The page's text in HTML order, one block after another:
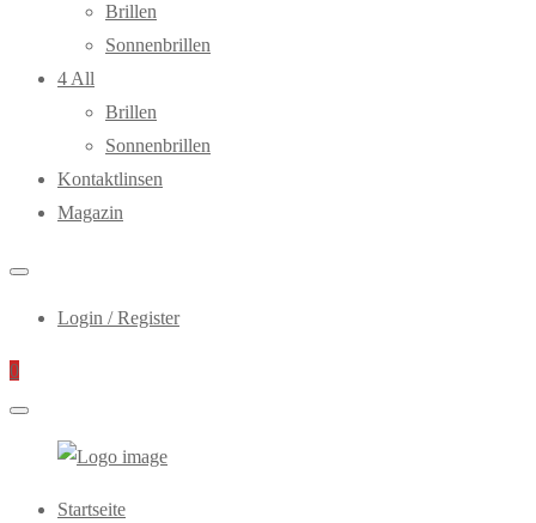
Brillen
Sonnenbrillen
4 All
Brillen
Sonnenbrillen
Kontaktlinsen
Magazin
Login / Register
0
PrimaryStartseite